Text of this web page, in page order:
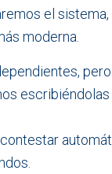
el
moderna.
escribiéndolas